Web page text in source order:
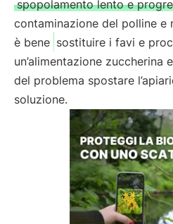
spopolamento lento e
contaminazione del polline e
è bene sostituire i favi e
un’alimentazione zuccherina
del problema spostare
soluzione.